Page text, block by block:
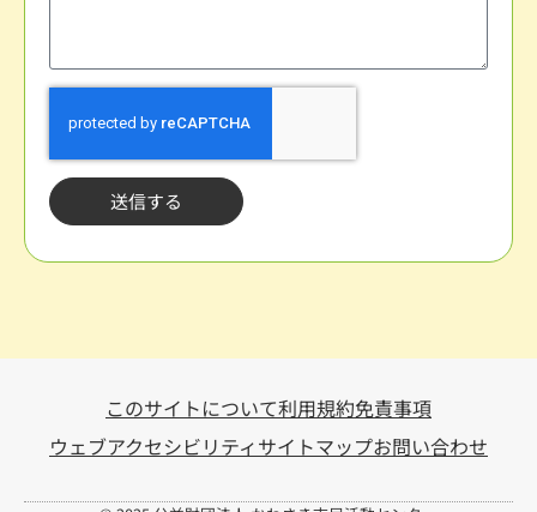
送信する
このサイトについて利用規約免責事項
ウェブアクセシビリティサイトマップお問い合わせ